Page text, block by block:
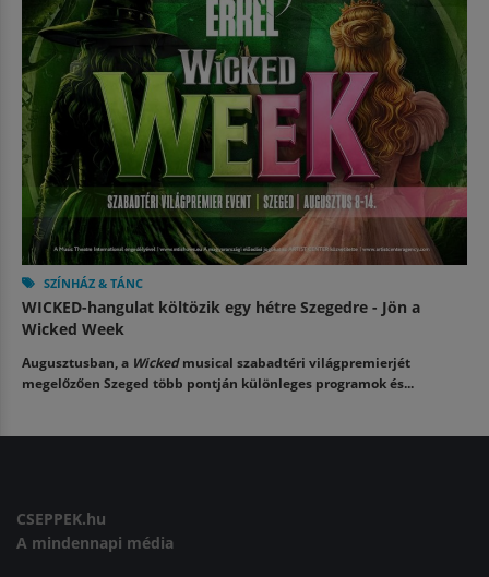
SZÍNHÁZ & TÁNC
WICKED-hangulat költözik egy hétre Szegedre - Jön a
Wicked Week
Augusztusban, a Wickedmusical szabadtéri világpremierjét
megelőzően Szeged több pontján különleges programok és...
CSEPPEK.hu
A mindennapi média